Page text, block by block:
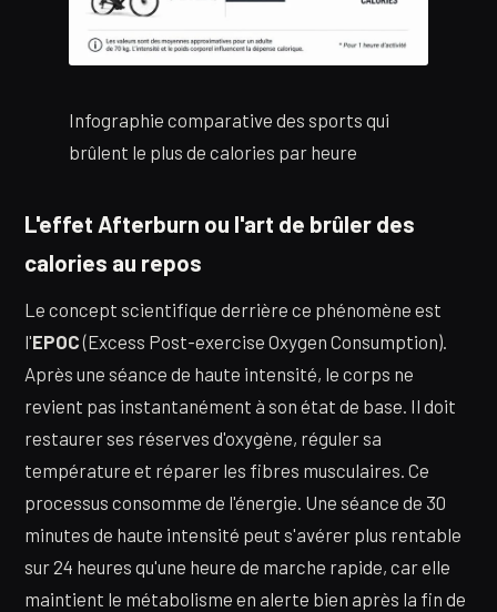
Infographie comparative des sports qui
brûlent le plus de calories par heure
L'effet Afterburn ou l'art de brûler des
calories au repos
Le concept scientifique derrière ce phénomène est
l'EPOC(Excess Post-exercise Oxygen Consumption).
Après une séance de haute intensité, le corps ne
revient pas instantanément à son état de base. Il doit
restaurer ses réserves d'oxygène, réguler sa
température et réparer les fibres musculaires. Ce
processus consomme de l'énergie. Une séance de 30
minutes de haute intensité peut s'avérer plus rentable
sur 24 heures qu'une heure de marche rapide, car elle
maintient le métabolisme en alerte bien après la fin de